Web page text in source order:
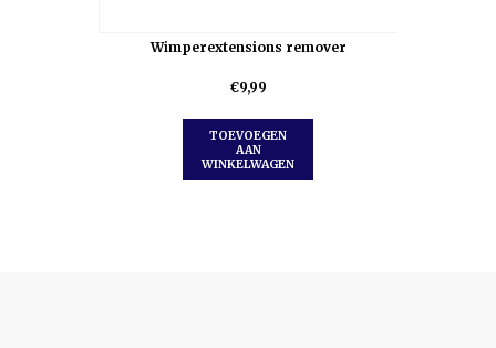
Wimperextensions remover
€9,99
TOEVOEGEN
AAN
WINKELWAGEN